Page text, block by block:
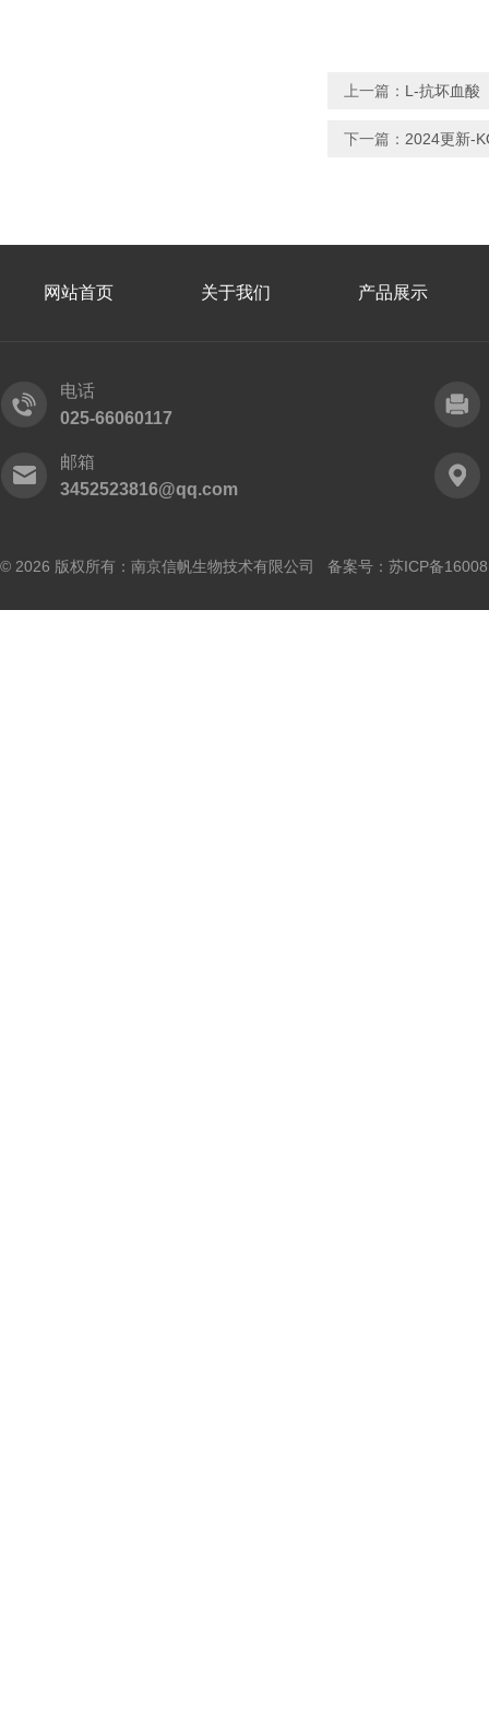
上一篇： L-抗坏血酸
下一篇： 2024更新-
网站首页 关于我们 产品展示
电话
025-66060117
邮箱
3452523816@qq.com
© 2026 版权所有：南京信帆生物技术有限公司 备案号： 苏ICP备